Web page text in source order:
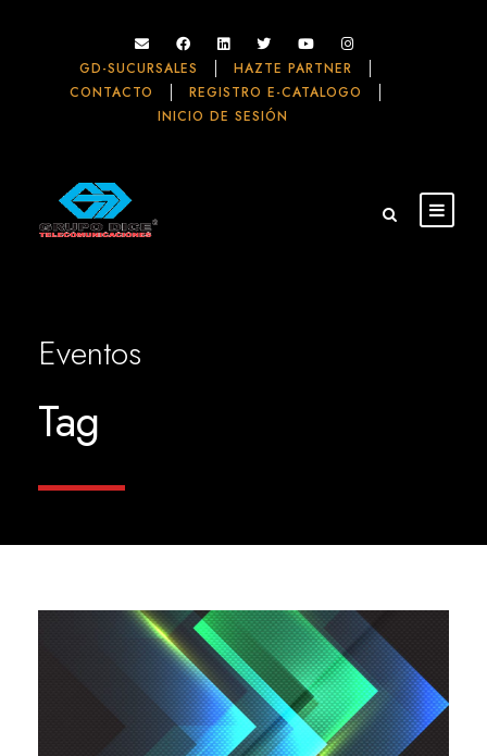
GD-SUCURSALES
HAZTE PARTNER
CONTACTO
REGISTRO E-CATALOGO
INICIO DE SESIÓN
Eventos
Tag